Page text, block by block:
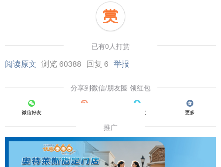
已有0人打赏
阅读原文 浏览 60388 回复 6 举报
分享到微信/朋友圈 领红包
微信好友 QQ好友 更多
推广